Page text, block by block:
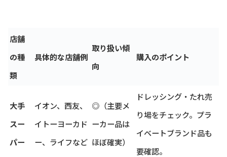
店舗
の種
類
具体的な店舗例
取り扱い傾
向
購入のポイント
大手
スー
パー
イオン、西友、
イトーヨーカド
ー、ライフなど
◎（主要メ
ーカー品は
ほぼ確実）
ドレッシング・たれ売
り場をチェック。プラ
イベートブランド品も
要確認。